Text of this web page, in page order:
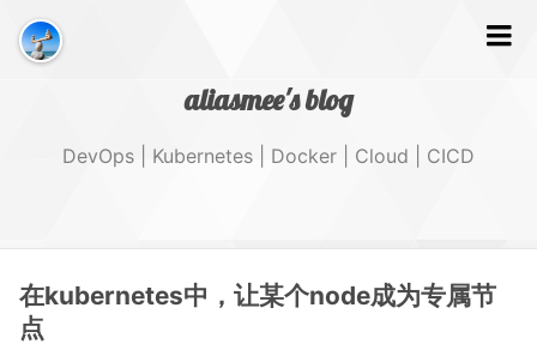
aliasmee's blog
DevOps | Kubernetes | Docker | Cloud | CICD
文字
在kubernetes中，让某个node成为专属节
点